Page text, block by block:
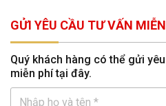
GỬI YÊU CẦU TƯ VẤN
Quý khách hàng có thể gửi
miễn phí tại đây.